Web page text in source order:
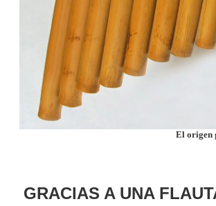
El origen
GRACIAS A UNA